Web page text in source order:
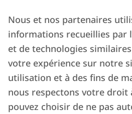
Nous et nos partenaires
informations recueillies par
et de technologies
votre expérience sur notre
utilisation et à des fins de
nous respectons votre droit
pouvez choisir de ne pas